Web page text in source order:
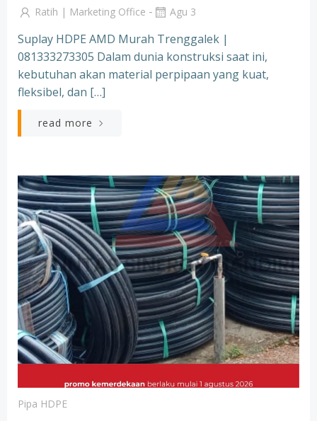
Ratih | Marketing Office - Agu 3
Suplay HDPE AMD Murah Trenggalek |
081333273305 Dalam dunia konstruksi saat ini,
kebutuhan akan material perpipaan yang kuat,
fleksibel, dan […]
read more
Pipa HDPE